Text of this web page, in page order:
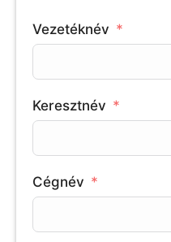
Vezetéknév
Keresztnév
Cégnév